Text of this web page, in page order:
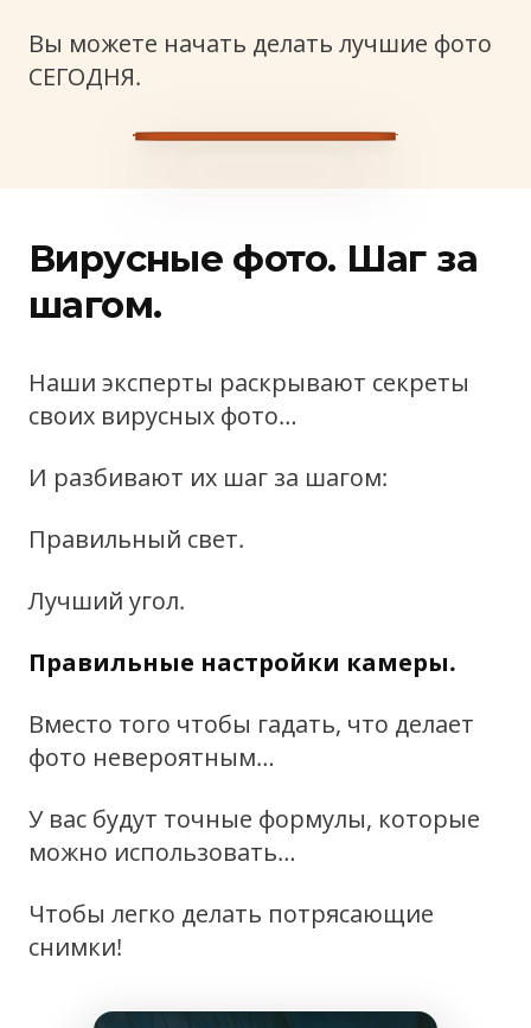
Вы можете начать делать лучшие фото
СЕГОДНЯ.
Вирусные фото. Шаг за
шагом.
Наши эксперты раскрывают секреты
своих вирусных фото…
И разбивают их шаг за шагом:
Правильный свет.
Лучший угол.
Правильные настройки камеры.
Вместо того чтобы гадать, что делает
фото невероятным…
У вас будут точные формулы, которые
можно использовать…
Чтобы легко делать потрясающие
снимки!